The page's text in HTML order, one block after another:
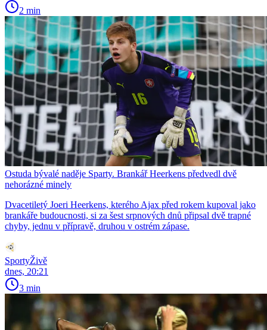
2 min
Ostuda bývalé naděje Sparty. Brankář Heerkens předvedl dvě
nehorázné minely
Dvacetiletý Joeri Heerkens, kterého Ajax před rokem kupoval jako
brankáře budoucnosti, si za šest srpnových dnů připsal dvě trapné
chyby, jednu v přípravě, druhou v ostrém zápase.
SportyŽivě
dnes, 20:21
3 min